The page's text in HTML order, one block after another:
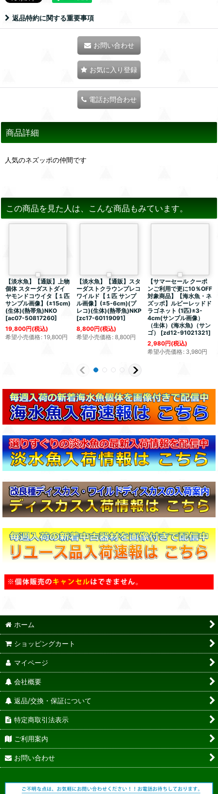
返品特約に関する重要事項
お問い合わせ
お気に入り登録
電話お問合わせ
商品詳細
人気のネズッポの仲間です
この商品を見た人は、こんな商品もみています。
【淡水魚】【通販】上物
個体 スターダストダイ
ヤモンドコウイタ【１匹
サンプル画像】(±15cm)
(生体)(熱帯魚)NKO
[ac07-50817260]
19,800円(税込)
希望小売価格: 19,800円
【淡水魚】【通販】スタ
ーダストクラウンプレコ
ワイルド【１匹 サンプ
ル画像】(±5-6cm)(プ
レコ)(生体)(熱帯魚)NKP
[zc17-60119091]
8,800円(税込)
希望小売価格: 8,800円
【サマーセール クーポ
ンご利用で更に10％OFF
対象商品】【海水魚・ネ
ズッポ】ルビーレッドド
ラゴネット (1匹)±3-
4cm(サンプル画像）
（生体）(海水魚)（サン
ゴ）
[zd12-91021321]
2,980円(税込)
希望小売価格: 3,980円
ホーム
ショッピングカート
マイページ
会社概要
返品/交換・保証について
特定商取引法表示
ご利用案内
お問い合わせ